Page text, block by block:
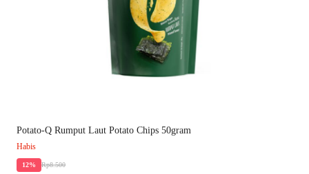
Potato-Q Rumput Laut Potato Chips 50gram
Habis
12% Rp8.500